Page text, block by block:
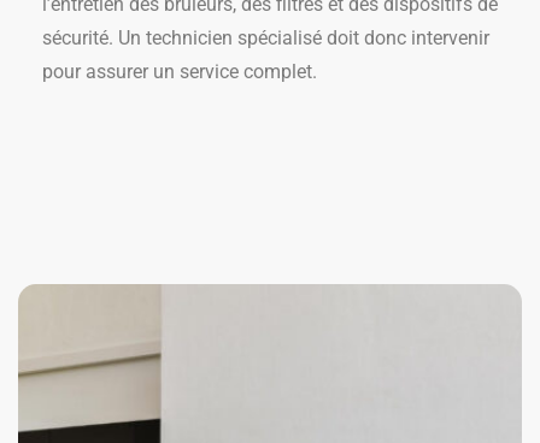
sécurité. Un technicien spécialisé doit donc intervenir
pour assurer un service complet.